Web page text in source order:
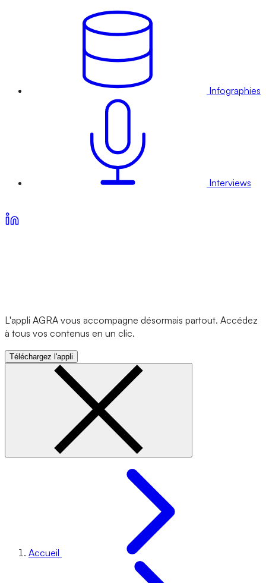
Infographies
Interviews
L'appli AGRA vous accompagne désormais partout. Accédez
à tous vos contenus en un clic.
Téléchargez l'appli
Accueil